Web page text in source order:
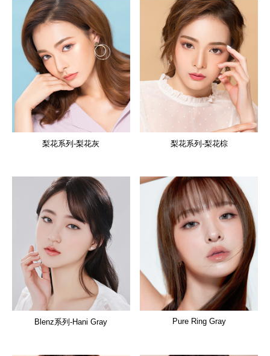
梨花系列-梨花灰 梨花系列-梨花棕
Blenz系列-Hani Gray Pure Ring Gray